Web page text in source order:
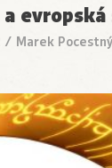
/ Marek Pocestný